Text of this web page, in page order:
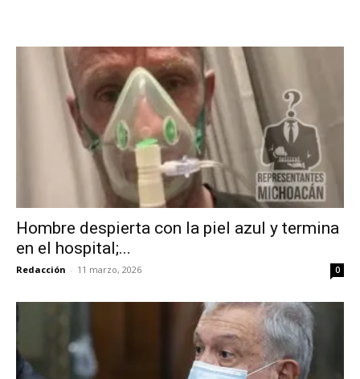
Hombre despierta con la piel azul y termina
en el hospital;...
Redacción - 11 marzo, 2026 0